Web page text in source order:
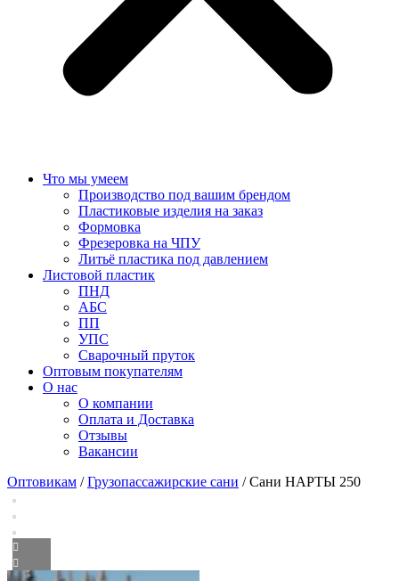
Что мы умеем
Производство под вашим брендом
Пластиковые изделия на заказ
Формовка
Фрезеровка на ЧПУ
Литьё пластика под давлением
Листовой пластик
ПНД
АБС
ПП
УПС
Сварочный пруток
Оптовым покупателям
О нас
О компании
Оплата и Доставка
Отзывы
Вакансии
Оптовикам /Грузопассажирские сани / Сани НАРТЫ 250